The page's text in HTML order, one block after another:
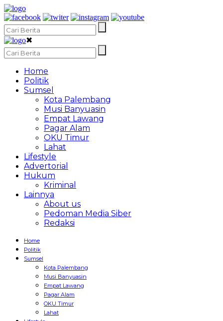
✖
Home
Politik
Sumsel
Kota Palembang
Musi Banyuasin
Empat Lawang
Pagar Alam
OKU Timur
Lahat
Lifestyle
Advertorial
Hukum
Kriminal
Lainnya
About us
Pedoman Media Siber
Redaksi
Home
Politik
Sumsel
Kota Palembang
Musi Banyuasin
Empat Lawang
Pagar Alam
OKU Timur
Lahat